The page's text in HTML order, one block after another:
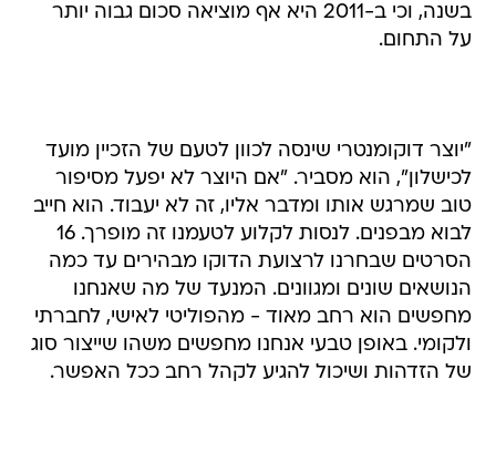
בשנה, וכי ב-2011 היא אף מוציאה סכום גבוה יותר
על התחום.
"יוצר דוקומנטרי שינסה לכוון לטעם של הזכיין מועד
לכישלון", הוא מסביר. "אם היוצר לא יפעל מסיפור
טוב שמרגש אותו ומדבר אליו, זה לא יעבוד. הוא חייב
לבוא מבפנים. לנסות לקלוע לטעמנו זה מופרך. 16
הסרטים שבחרנו לרצועת הדוקו מבהירים עד כמה
הנושאים שונים ומגוונים. המנעד של מה שאנחנו
מחפשים הוא רחב מאוד - מהפוליטי לאישי, לחברתי
ולקומי. באופן טבעי אנחנו מחפשים משהו שייצור סוג
של הזדהות ושיכול להגיע לקהל רחב ככל האפשר.